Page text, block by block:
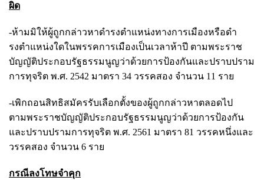
ผิด
-ห้ามมิให้ผู้ถูกกล่าวหาดํารงตําแหน่งทางการเมืองหรือดํา
รงตําแหน่งใดในพรรคการเมืองเป็นเวลาห้าปี ตามพระราช
บัญญัติประกอบรัฐธรรมนูญว่าด้วยการป้องกันและปราบปราม
การทุจริต พ.ศ. 2542 มาตรา 34 วรรคสอง จำนวน 11 ราย
-เพิกถอนสิทธิสมัครรับเลือกตั้งของผู้ถูกกล่าวหาตลอดไป
ตามพระราชบัญญัติประกอบรัฐธรรมนูญว่าด้วยการป้องกัน
และปราบปรามการทุจริต พ.ศ. 2561 มาตรา 81 วรรคหนึ่งและ
วรรคสอง จำนวน 6 ราย
กรณีลงโทษจำคุก